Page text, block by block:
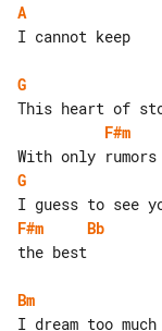
A
I cannot keep
G
F#m
G
F#m
Bb
the best
Bm